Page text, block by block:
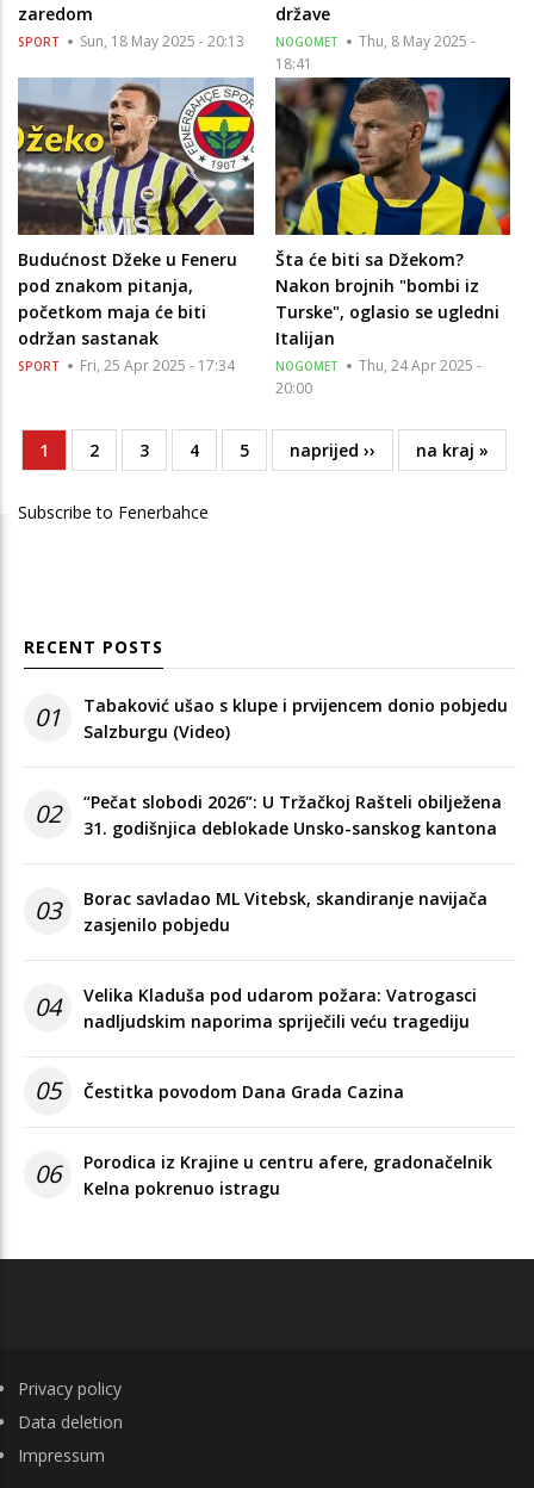
zaredom
SPORT Sun, 18 May 2025 - 20:13
države
NOGOMET
Thu, 8 May 2025 -
18:41
Budućnost Džeke u Feneru
pod znakom pitanja,
početkom maja će biti
održan sastanak
SPORT Fri, 25 Apr 2025 - 17:34
Šta će biti sa Džekom?
Nakon brojnih "bombi iz
Turske", oglasio se ugledni
Italijan
NOGOMET
Thu, 24 Apr 2025 -
20:00
Pagination
Current
page
1 Page
2 Page
3 Page
4 Page
5
Next
page
naprijed ››
Last
page
na kraj »
Subscribe to Fenerbahce
RECENT POSTS
01
Tabaković ušao s klupe i prvijencem donio pobjedu
Salzburgu (Video)
02
“Pečat slobodi 2026”: U Tržačkoj Rašteli obilježena
31. godišnjica deblokade Unsko-sanskog kantona
03
Borac savladao ML Vitebsk, skandiranje navijača
zasjenilo pobjedu
04
Velika Kladuša pod udarom požara: Vatrogasci
nadljudskim naporima spriječili veću tragediju
05 Čestitka povodom Dana Grada Cazina
06
Porodica iz Krajine u centru afere, gradonačelnik
Kelna pokrenuo istragu
FOOTER
Privacy policy
Data deletion
Impressum